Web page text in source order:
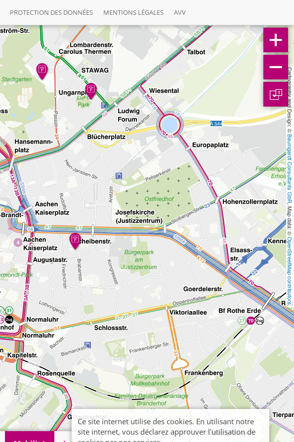
PROTECTION DES DONNÉES MENTIONS LÉGALES AVV
Cartography and Design: ©
Baumgardt Consultants GbR
, Map data: ©
OpenStreetMap contributors
1
Ce site internet utilise des cookies. En utilisant notre
site internet, vous déclarez approuver l'utilisation de